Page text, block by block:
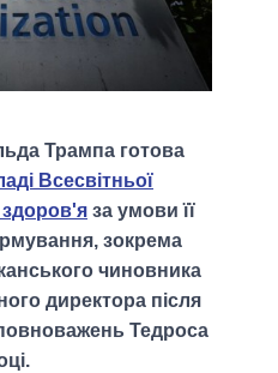
Трампа готова
Всесвітньої
здоров'я за умови її
зокрема
чиновника
директора після
Тедроса